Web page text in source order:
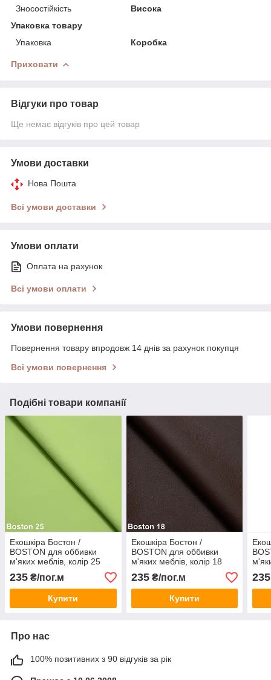
Зносостійкість
Висока
Упаковка товару
Упаковка
Коробка
Приховати
Відгуки про товар
Ще немає відгуків про цей товар
Умови доставки
Нова Пошта
Всі умови доставки
Умови оплати
Оплата на рахунок
Всі умови оплати
Умови повернення
Повернення товару впродовж 14 днів за рахунок покупця
Всі умови повернення
Подібні товари компанії
Екошкіра Бостон /
BOSTON для оббивки
м'яких меблів, колір 25
235 ₴/пог.м
Купити
Екошкіра Бостон /
BOSTON для оббивки
м'яких меблів, колір 18
235₴/пог.м
Купити
235
Про нас
100% позитивних з 90 відгуків за рік